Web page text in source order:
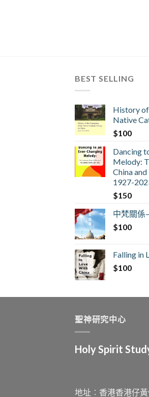
BEST SELLING
History
Native
$100
Dancing
Melody:
China
1927-
$150
中梵關
$100
Falling in
$100
聖神研究中心
Holy Spirit
地址︰香港香港仔